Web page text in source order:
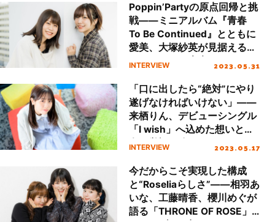
Poppin’Partyの原点回帰と挑
戦――ミニアルバム『青春
To Be Continued』とともに
愛美、大塚紗英が見据える煌
めくバンドの未来とは？
INTERVIEW 2023.05.31
「口に出したら“絶対”にやり
遂げなければいけない」――
来栖りん、デビューシングル
「I wish」へ込めた想いと彼
女の覚悟に迫る
INTERVIEW 2023.05.17
今だからこそ実現した構成
と“Roseliaらしさ”――相羽あ
いな、工藤晴香、櫻川めぐが
語る「THRONE OF ROSE」